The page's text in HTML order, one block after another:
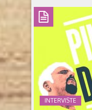
INTERVISTE